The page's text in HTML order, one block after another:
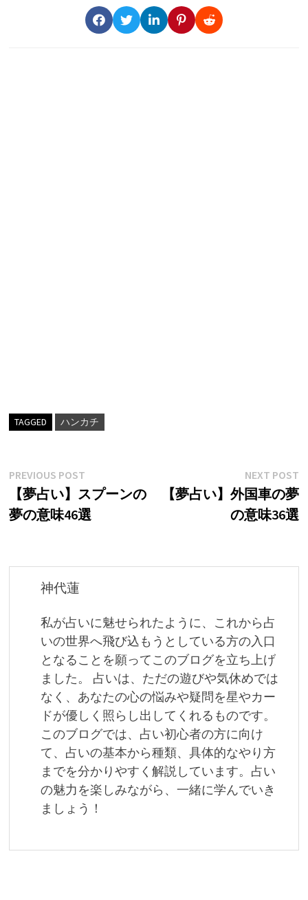
TAGGED ハンカチ
投
稿
ナ
PREVIOUS POSTPrevious
post:
【夢占い】スプーンの
夢の意味46選
NEXT POST
【夢占い】外国車の夢
の意味36選
神代蓮
私が占いに魅せられたように、これから占
いの世界へ飛び込もうとしている方の入口
となることを願ってこのブログを立ち上げ
ました。 占いは、ただの遊びや気休めでは
なく、あなたの心の悩みや疑問を星やカー
ドが優しく照らし出してくれるものです。
このブログでは、占い初心者の方に向け
て、占いの基本から種類、具体的なやり方
までを分かりやすく解説しています。占い
の魅力を楽しみながら、一緒に学んでいき
ましょう！